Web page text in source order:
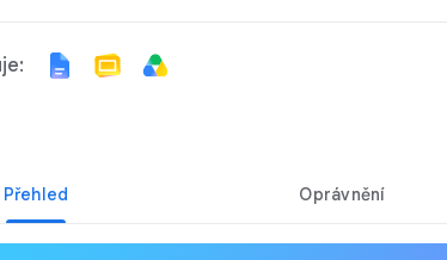
Přehled Oprávnění